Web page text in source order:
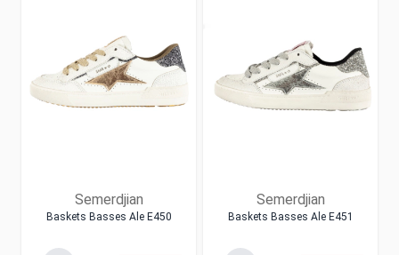
Semerdjian
Baskets Basses Ale E450
Semerdjian
Baskets Basses Ale E451